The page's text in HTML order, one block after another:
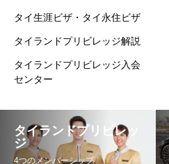
タイ生涯ビザ・タイ永住ビザ
タイランドプリビレッジ解説
タイランドプリビレッジ入会
センター
タイランドプリビレッ
ジ
4つのメンバーシップ